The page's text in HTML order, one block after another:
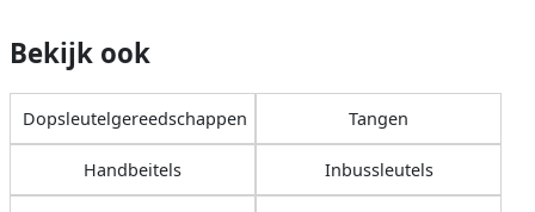
Bekijk ook
Dopsleutelgereedschappen Tangen
Handbeitels Inbussleutels